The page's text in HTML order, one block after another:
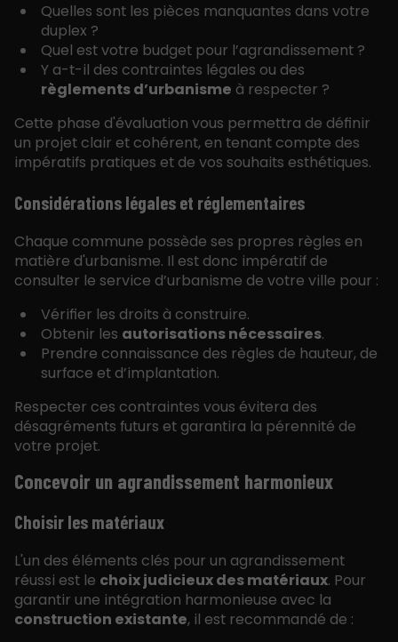
Quelles sont les pièces manquantes dans votre
duplex ?
Quel est votre budget pour l’agrandissement ?
Y a-t-il des contraintes légales ou des
règlements d’urbanisme à respecter ?
Cette phase d'évaluation vous permettra de définir
un projet clair et cohérent, en tenant compte des
impératifs pratiques et de vos souhaits esthétiques.
Considérations légales et réglementaires
Chaque commune possède ses propres règles en
matière d'urbanisme. Il est donc impératif de
consulter le service d’urbanisme de votre ville pour :
Vérifier les droits à construire.
Obtenir les autorisations nécessaires.
Prendre connaissance des règles de hauteur, de
surface et d’implantation.
Respecter ces contraintes vous évitera des
désagréments futurs et garantira la pérennité de
votre projet.
Concevoir un agrandissement harmonieux
Choisir les matériaux
L'un des éléments clés pour un agrandissement
réussi est le choix judicieux des matériaux. Pour
garantir une intégration harmonieuse avec la
construction existante, il est recommandé de :